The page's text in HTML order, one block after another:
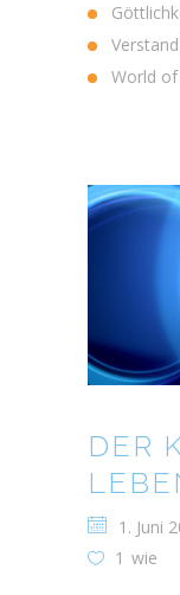
Verstand
World
DER
1. Juni
1 wie